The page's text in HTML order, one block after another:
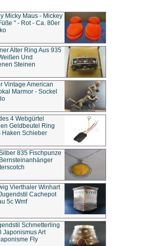
Micky Maus - Mickey
" - Rot - Ca. 80er
Alter Ring Aus 935
Und
Steinen
Vintage American
Marmor - Sockel
4 Webgürtel
Geldbeutel Ring
Haken Schieber
835 Fischpunze
Vierthaler Winhart
Cachepot
5c Wmf
Schmetterling
Japonismus Art
Fly